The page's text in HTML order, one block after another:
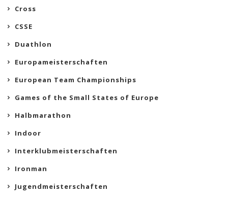
Cross
CSSE
Duathlon
Europameisterschaften
European Team Championships
Games of the Small States of Europe
Halbmarathon
Indoor
Interklubmeisterschaften
Ironman
Jugendmeisterschaften